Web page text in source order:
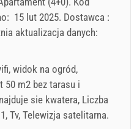
liczby osób
- 31 gru 2026 / - 10 %
(01.07. - 31.08): 10 EUR
gościa (01.01 - 30.06.
według _person)
15 lut 2025. Dostawca :
aktualizacja danych:
widok na ogród,
50 m2 bez tarasu i
sie kwatera, Liczba
Tv, Telewizja satelitarna.